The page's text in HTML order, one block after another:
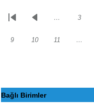
Sayfalama
İlk
Önceki… Sayfa
3
Sayfa
9 Sayfa
10 Sayfa
11 …
Bağlı Birimler